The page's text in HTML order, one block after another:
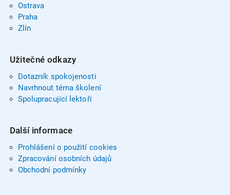
Ostrava
Praha
Zlín
Užitečné odkazy
Dotazník spokojenosti
Navrhnout téma školení
Spolupracující lektoři
Další informace
Prohlášení o použití cookies
Zpracování osobních údajů
Obchodní podmínky